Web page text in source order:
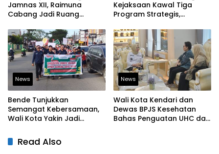
Jamnas XII, Raimuna
Cabang Jadi Ruang
dan Berjiwa Pemimpin
Kejaksaan Kawal Tiga
Program Strategis,
Bangun Infrastruktur
Berintegritas
News
Bende Tunjukkan
Semangat Kebersamaan,
Wali Kota Yakin Jadi
Lain
News
Wali Kota Kendari dan
Dewas BPJS Kesehatan
Bahas Penguatan UHC dan
Read Also